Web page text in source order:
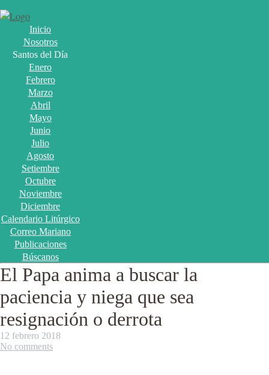
Inicio
Nosotros
Santos del Día
Enero
Febrero
Marzo
Abril
Mayo
Junio
Julio
Agosto
Setiembre
Octubre
Noviembre
Diciembre
Calendario Litúrgico
Correo Mariano
Publicaciones
Búscanos
El Papa anima a buscar la
paciencia y niega que sea
resignación o derrota
12 febrero 2018
No comments